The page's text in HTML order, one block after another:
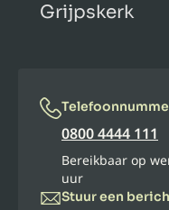
Grijpskerk
0800 4444 111
Bereikbaar op
uur
Stuur een